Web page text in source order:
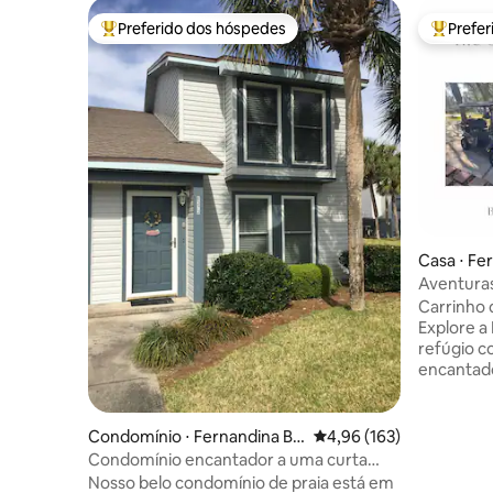
Entre os melhores preferidos dos hóspedes
Preferido dos hóspedes
Condomínio ⋅ Fernandina Be
ach
4,96 de uma avaliação
4,96 (163)
Condomínio encantador a uma curta
caminhada do oceano
Nosso belo condomínio de praia está em
Entre
Casa ⋅
(animais
Carrinho
Explore a
refúgio